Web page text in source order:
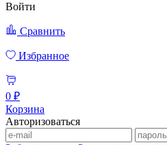
Войти
Сравнить
Избранное
0 ₽
Корзина
Авторизоваться